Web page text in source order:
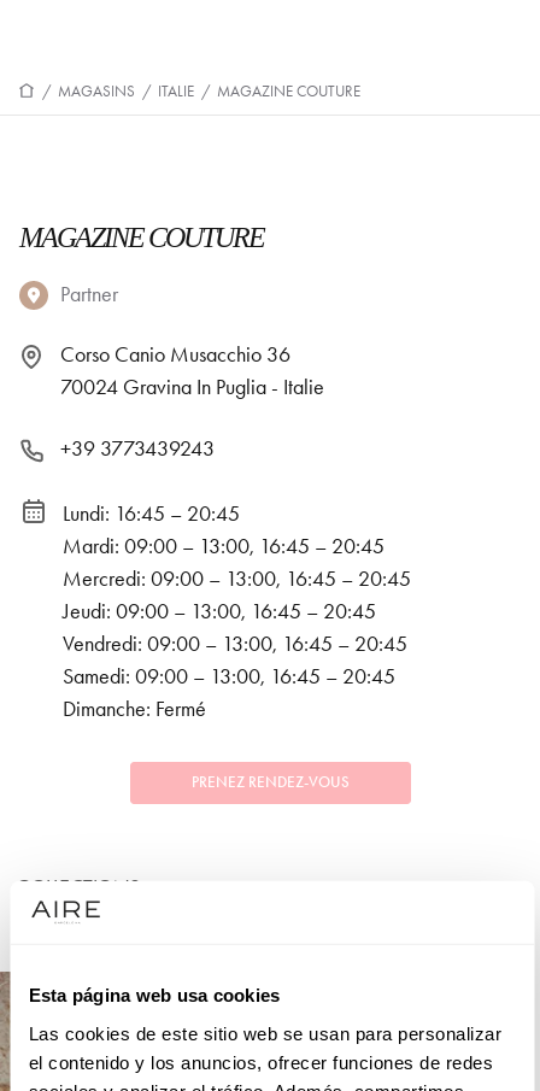
Esta página web usa cookies
Las cookies de este sitio web se usan para personalizar
el contenido y los anuncios, ofrecer funciones de redes
/ MAGASINS / ITALIE / MAGAZINE COUTURE
MAGAZINE COUTURE
Partner
Corso Canio Musacchio 36
70024 Gravina In Puglia - Italie
+39 3773439243
Lundi: 16:45 – 20:45
Mardi: 09:00 – 13:00, 16:45 – 20:45
Mercredi: 09:00 – 13:00, 16:45 – 20:45
Jeudi: 09:00 – 13:00, 16:45 – 20:45
Vendredi: 09:00 – 13:00, 16:45 – 20:45
Samedi: 09:00 – 13:00, 16:45 – 20:45
Dimanche: Fermé
PRENEZ RENDEZ-VOUS
COLLECTIONS